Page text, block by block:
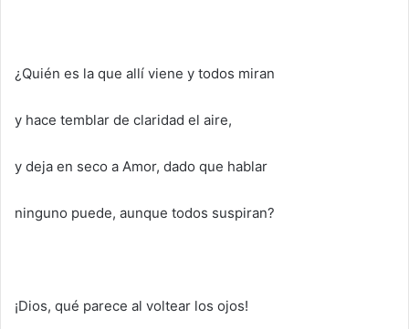
¿Quién es la que allí viene y todos miran
y hace temblar de claridad el aire,
y deja en seco a Amor, dado que hablar
ninguno puede, aunque todos suspiran?
¡Dios, qué parece al voltear los ojos!